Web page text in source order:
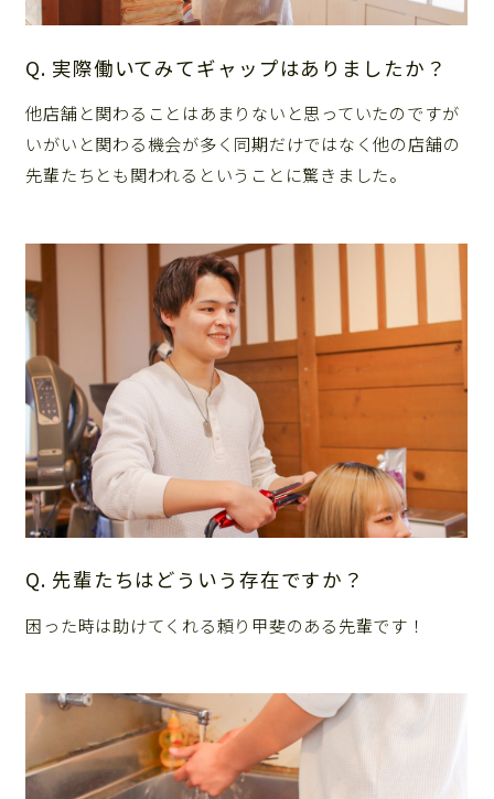
Q. 実際働いてみてギャップはありましたか？
他店舗と関わることはあまりないと思っていたのですが
いがいと関わる機会が多く同期だけではなく他の店舗の
先輩たちとも関われるということに驚きました。
Q. 先輩たちはどういう存在ですか？
困った時は助けてくれる頼り甲斐のある先輩です！